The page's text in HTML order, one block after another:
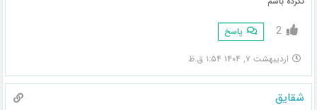
2 پاسخ
اردیبهشت ۷, ۱۴۰۴ ۱:۵۴ ق.ظ
شقایق